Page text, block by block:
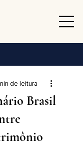
Brasil
de leitura